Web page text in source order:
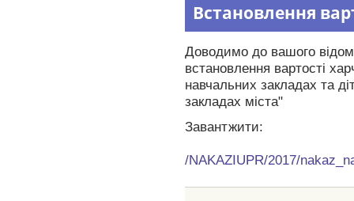
Встановлення
Доводимо до вашого
встановлення вартості
навчальних закладах та
закладах міста"
Завантжити:
/NAKAZIUPR/2017/